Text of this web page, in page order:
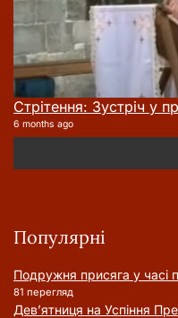
Стрітення: Зустріч у
6 months ago
Популярні
Подружня присягa у часі
81 перегляд
Дев’ятниця на Успіння